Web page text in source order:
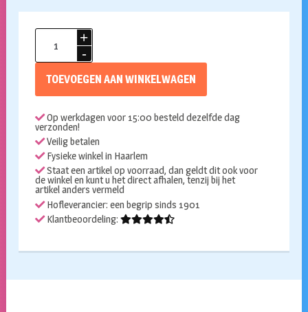
Folieballon
Ring
TOEVOEGEN AAN WINKELWAGEN
Op werkdagen voor 15:00 besteld dezelfde dag
verzonden!
Veilig betalen
Fysieke winkel in Haarlem
Staat een artikel op voorraad, dan geldt dit ook voor
de winkel en kunt u het direct afhalen, tenzij bij het
artikel anders vermeld
Hofleverancier: een begrip sinds 1901
Klantbeoordeling: